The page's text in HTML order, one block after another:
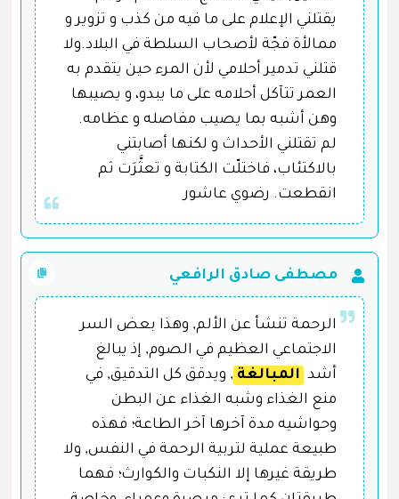
يقتلني الإعلام على ما فيه من كذب و تزوير و
ممالأة فجّة لأصحاب السلطة في البلاد.ولا
قتلني تدمير أحلامي لأن المرء حين يتقدم به
العمر تتآكل أحلامه على ما يبدو، و يصيبها
وهن أشبه بما يصيب مفاصله و عظامه.
لم تقتلني الأحداث و لكنها أصابتني
بالاكتئاب، فاختلّت الكتابة و تعثَّرَت ثم
انقطعت. رضوي عاشور
مصطفى صادق الرافعي
الرحمة تنشأ عن الألم, وهذا بعض السر
الاجتماعي العظيم في الصوم, إذ يبالغ
أشد المبالغة , ويدقق كل التدقيق, في
منع الغذاء وشبه الغذاء عن البطن
وحواشيه مدة آخرها آخر الطاعة؛ فهذه
طبيعة عملية لتربية الرحمة في النفس, ولا
طريقة غيرها إلا النكبات والكوارث؛ فهما